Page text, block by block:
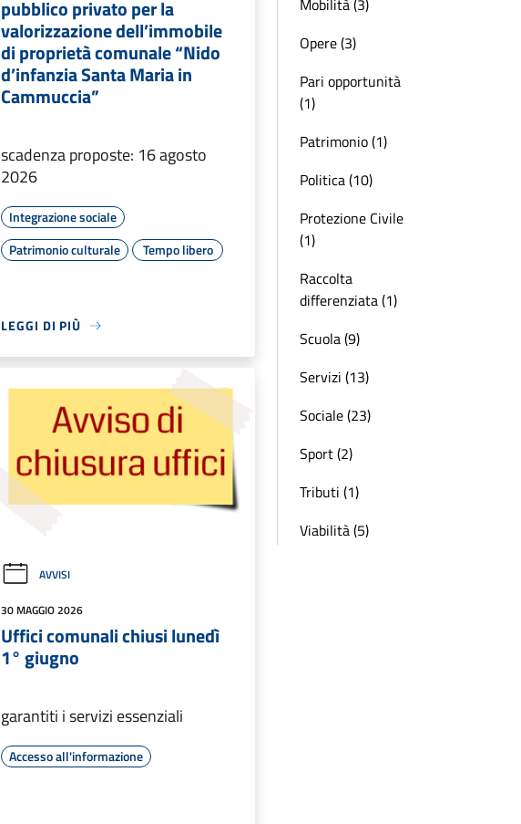
pubblico privato per la
valorizzazione dell’immobile
di proprietà comunale “Nido
d’infanzia Santa Maria in
Cammuccia”
scadenza proposte: 16 agosto
2026
Integrazione sociale
Patrimonio culturale
Tempo libero
LEGGI DI PIÙ
AVVISI
30 MAGGIO 2026
Uffici comunali chiusi lunedì
1° giugno
garantiti i servizi essenziali
Accesso all'informazione
Mobilità (3)
Opere (3)
Pari opportunità
(1)
Patrimonio (1)
Politica (10)
Protezione Civile
(1)
Raccolta
differenziata (1)
Scuola (9)
Servizi (13)
Sociale (23)
Sport (2)
Tributi (1)
Viabilità (5)